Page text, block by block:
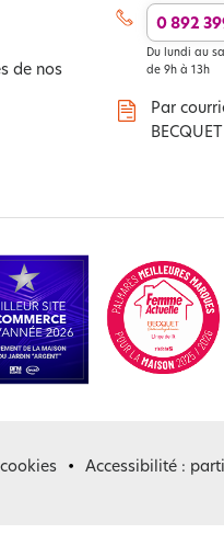
de nos
0 892
Du lundi au
de 9h à 13h
Par
Accessibilité :